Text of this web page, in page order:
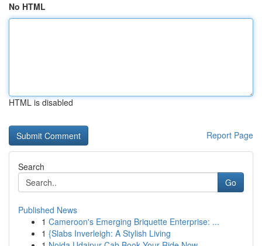
No HTML
HTML is disabled
Report Page
Search
Go
Published News
1 Cameroon's Emerging Briquette Enterprise: ...
1 {Slabs Inverleigh: A Stylish Living